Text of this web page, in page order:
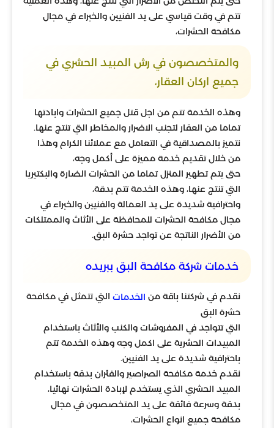
تتم في وقت قياسي على يد الفنيين والخبراء في مجال
مكافحة الحشرات،
والمتخصصون في رش المبيد الحشري في
جميع اركان العقار،
وهذه الخدمة تتم من اجل قتل جميع الحشرات وابادتها
تماما من العقار لتجنب الاضرار والمخاطر التي تنتج عنها.
نتميز بالمصداقية في التعامل مع عملائنا الكرام وهذا
من خلال تقديم خدمة مميزة على أكمل وجه،
حتى يتم تطهير المنزل تماما من الحشرات الضارة والبكتيريا
التي تنتج عنها، وهذه الخدمة تتم بدقة،
واحترافية شديدة على يد العمالة والفنيين والخبراء في
مجال مكافحة الحشرات للمحافظة على الأثاث والممتلكات
من الأضرار الناتجة عن تواجد حشرة البق.
خدمات شركة مكافحة البق ببريده
نقدم في شركتنا باقة من الخدمات التي تتمثل في مكافحة
حشرة البق
التي تتواجد في المفروشات والكنب والأثاث باستخدام
المبيدات الحشرية على اكمل وجه وهذه الخدمة تتم
باحترافية شديدة على يد الفنيين.
نقدم خدمة مكافحة الصراصير والفئران بدقة باستخدام
المبيد الحشري الذي يستخدم لإبادة الحشرات نهائيا،
بدقة وسرعة فائقة على يد المتخصصون في مجال
مكافحة جميع انواع الحشرات،